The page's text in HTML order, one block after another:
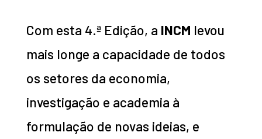
Com esta 4.ª Edição, a INCM levou
mais longe a capacidade de todos
os setores da economia,
investigação e academia à
formulação de novas ideias, e